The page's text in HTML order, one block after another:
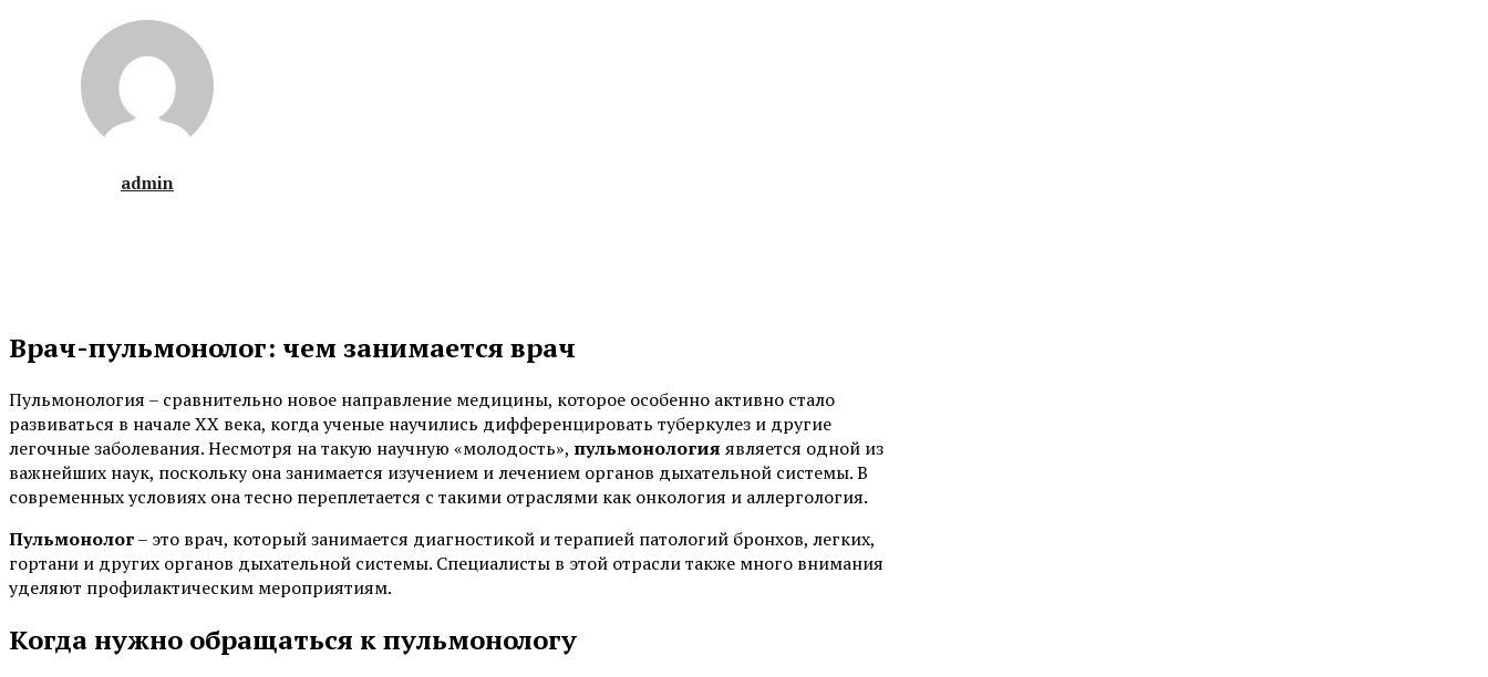
admin
Врач-пульмонолог: чем занимается врач
Пульмонология – сравнительно новое направление медицины, которое особенно активно стало
развиваться в начале ХХ века, когда ученые научились дифференцировать туберкулез и другие
легочные заболевания. Несмотря на такую научную «молодость», пульмонология является одной из
важнейших наук, поскольку она занимается изучением и лечением органов дыхательной системы. В
современных условиях она тесно переплетается с такими отраслями как онкология и аллергология.
Пульмонолог– это врач, который занимается диагностикой и терапией патологий бронхов, легких,
гортани и других органов дыхательной системы. Специалисты в этой отрасли также много внимания
уделяют профилактическим мероприятиям.
Когда нужно обращаться к пульмонологу